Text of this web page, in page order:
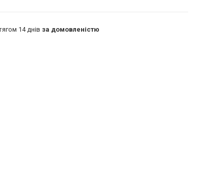
14 днів за домовленістю